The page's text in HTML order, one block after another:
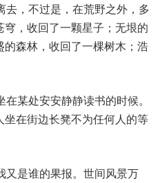
，不过是，在荒野之外，多
，收回了一颗星子；无垠的
森林，收回了一棵树木；浩
某处安安静静读书的时候。
在街边长凳不为任何人的等
又是谁的果报。世间风景万